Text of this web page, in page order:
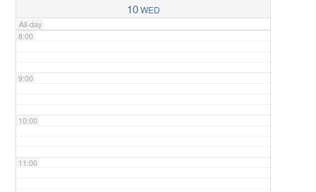
10WED
All-day
8:00
9:00
10:00
11:00